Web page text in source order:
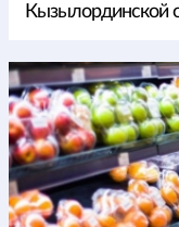
Кызылординской